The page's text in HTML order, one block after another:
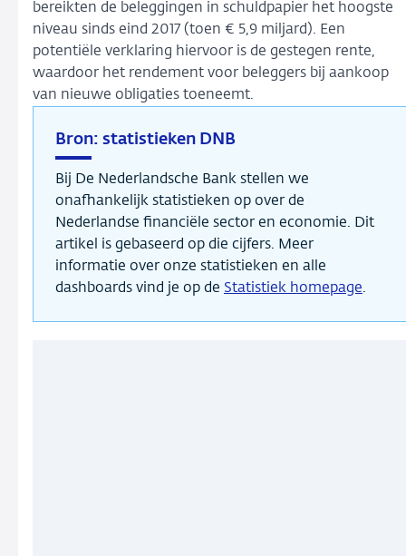
bereikten de beleggingen in schuldpapier het hoogste
niveau sinds eind 2017 (toen € 5,9 miljard). Een
potentiële verklaring hiervoor is de gestegen rente,
waardoor het rendement voor beleggers bij aankoop
van nieuwe obligaties toeneemt.
Bron: statistieken DNB
Bij De Nederlandsche Bank stellen we
onafhankelijk statistieken op over de
Nederlandse financiële sector en economie. Dit
artikel is gebaseerd op die cijfers. Meer
informatie over onze statistieken en alle
dashboards vind je op de Statistiek homepage.